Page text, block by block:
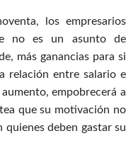
los empresarios
no es un asunto de
más ganancias para si
relación entre salario e
empobrecerá a
que su motivación no
quienes deben gastar su